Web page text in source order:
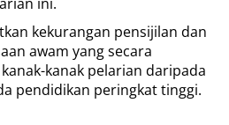
kekurangan pensijilan dan
awam yang secara
kanak pelarian daripada
pendidikan peringkat tinggi.